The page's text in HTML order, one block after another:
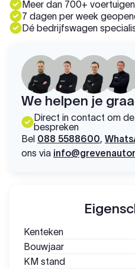
Meer dan 700+
7 dagen per week
Dé bedrijfswagen
We helpen je
Direct in contact om
bespreken
Bel 088 5588600,
ons via
Kenteken
Bouwjaar
KM stand